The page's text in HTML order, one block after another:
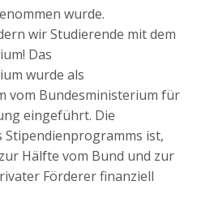
wurde.
wir Studierende mit dem
Das
wurde als
vom Bundesministerium für
eingeführt. Die
Stipendienprogramms ist,
Hälfte vom Bund und zur
Förderer finanziell